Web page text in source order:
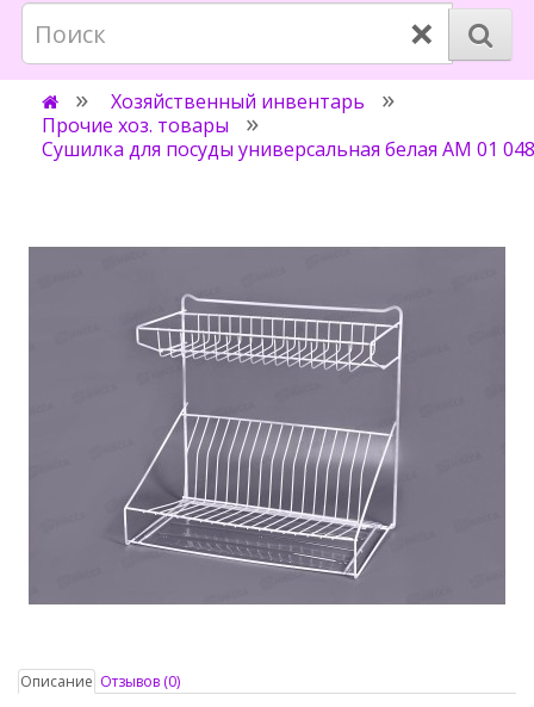
×
Хозяйственный инвентарь
Прочие хоз. товары
Сушилка для посуды универсальная белая АМ 01
Описание Отзывов (0)